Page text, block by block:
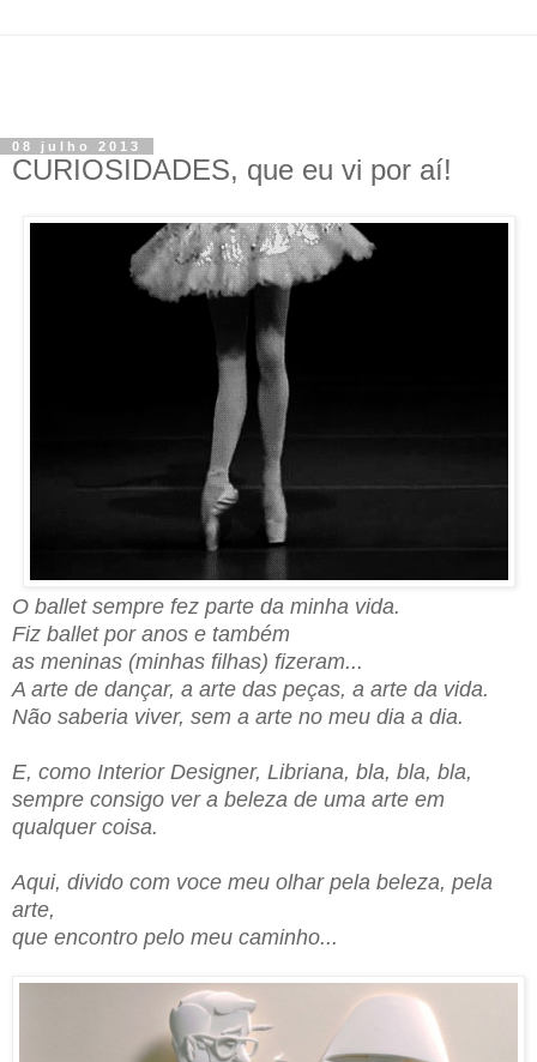
08 julho 2013
CURIOSIDADES, que eu vi por aí!
O ballet sempre fez parte da minha vida.
Fiz ballet por anos e também
as meninas (minhas filhas) fizeram...
A arte de dançar, a arte das peças, a arte da vida.
Não saberia viver, sem a arte no meu dia a dia.
E, como Interior Designer, Libriana, bla, bla, bla,
sempre consigo ver a beleza de uma arte em
qualquer coisa.
Aqui, divido com voce meu olhar pela beleza, pela
arte,
que encontro pelo meu caminho...